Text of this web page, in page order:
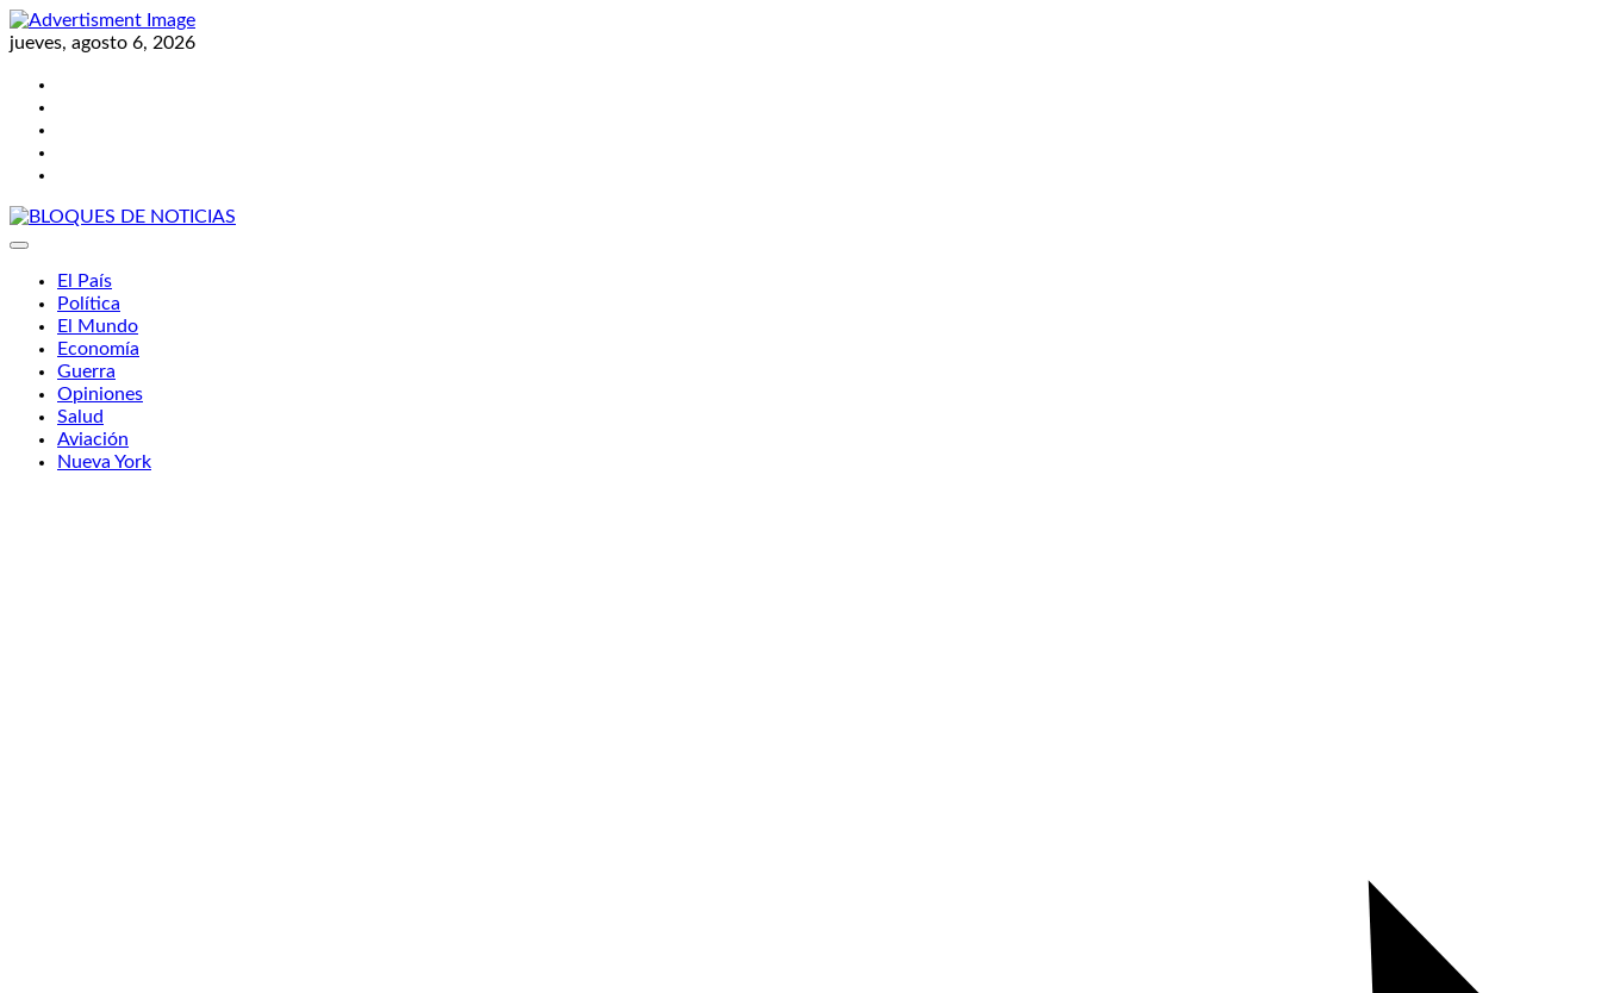
Skip
to
jueves, agosto 6, 2026
El País
Política
El Mundo
Economía
Guerra
Opiniones
Salud
Aviación
Nueva York